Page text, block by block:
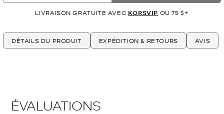
LIVRAISON GRATUITE AVEC KORSVIP OU 75 $+
DÉTAILS DU PRODUIT EXPÉDITION & RETOURS AVIS